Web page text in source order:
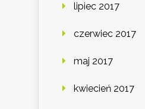
lipiec 2017
czerwiec 2017
maj 2017
kwiecień 2017